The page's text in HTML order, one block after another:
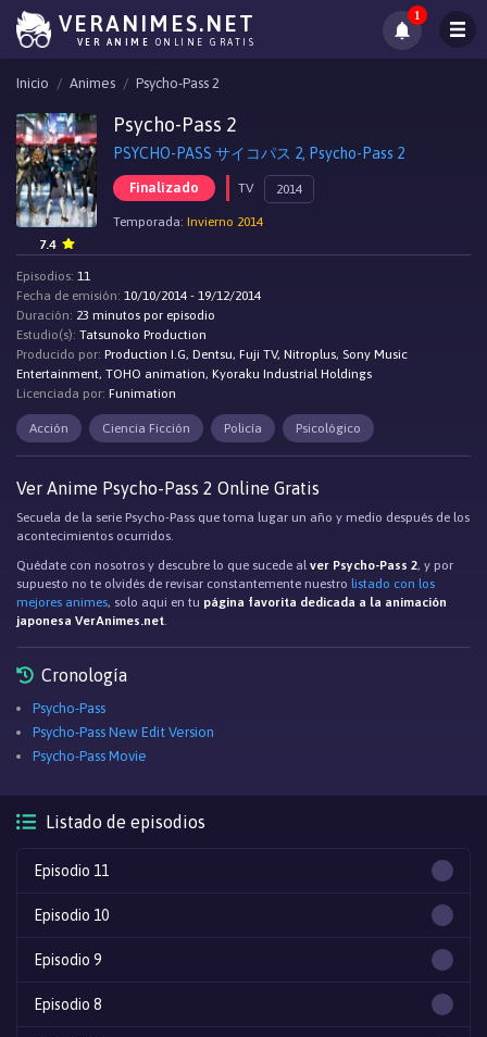
VERANIMES.NET
VER ANIME ONLINE GRATIS
1
Inicio Animes Psycho-Pass 2
Psycho-Pass 2
PSYCHO-PASS サイコパス 2, Psycho-Pass 2
Finalizado TV 2014
Temporada: Invierno 2014
7.4
Episodios: 11
Fecha de emisión: 10/10/2014 - 19/12/2014
Duración: 23 minutos por episodio
Estudio(s): Tatsunoko Production
Producido por: Production I.G, Dentsu, Fuji TV, Nitroplus, Sony Music
Entertainment, TOHO animation, Kyoraku Industrial Holdings
Licenciada por: Funimation
Acción Ciencia Ficción Policía Psicológico
Ver Anime Psycho-Pass 2 Online Gratis
Secuela de la serie Psycho-Pass que toma lugar un año y medio después de los
acontecimientos ocurridos.
Quédate con nosotros y descubre lo que sucede alver Psycho-Pass 2, y por
supuesto no te olvidés de revisar constantemente nuestro listado con los
mejores animes, solo aqui en tu página favorita dedicada a la animación
japonesa VerAnimes.net.
Cronología
Psycho-Pass
Psycho-Pass New Edit Version
Psycho-Pass Movie
Listado de episodios
Episodio 11
Episodio 10
Episodio 9
Episodio 8